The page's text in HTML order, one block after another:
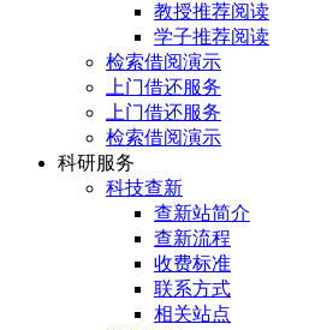
教授推荐阅读
学子推荐阅读
检索借阅演示
上门借还服务
上门借还服务
检索借阅演示
科研服务
科技查新
查新站简介
查新流程
收费标准
联系方式
相关站点